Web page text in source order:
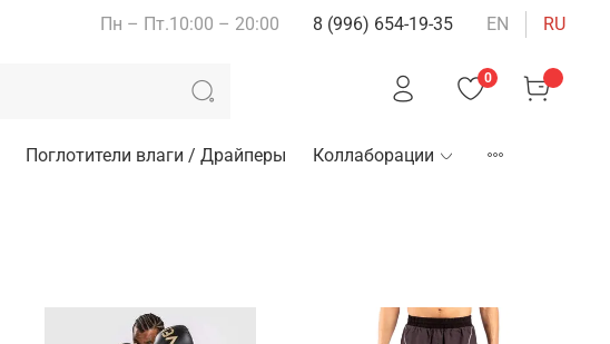
Пн – Пт.10:00 – 20:00 8 (996) 654-19-35 EN RU
0
Поглотители влаги / Драйперы Коллаборации